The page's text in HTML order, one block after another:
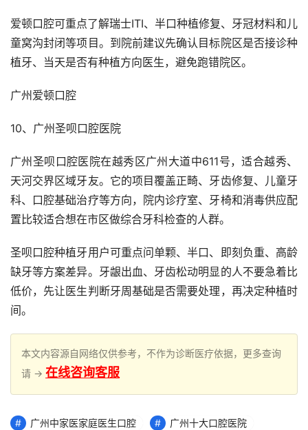
爱顿口腔可重点了解瑞士ITI、半口种植修复、牙冠材料和儿
童窝沟封闭等项目。到院前建议先确认目标院区是否接诊种
植牙、当天是否有种植方向医生，避免跑错院区。
广州爱顿口腔
10、广州圣呗口腔医院
广州圣呗口腔医院在越秀区广州大道中611号，适合越秀、
天河交界区域牙友。它的项目覆盖正畸、牙齿修复、儿童牙
科、口腔基础治疗等方向，院内诊疗室、牙椅和消毒供应配
置比较适合想在市区做综合牙科检查的人群。
圣呗口腔种植牙用户可重点问单颗、半口、即刻负重、高龄
缺牙等方案差异。牙龈出血、牙齿松动明显的人不要急着比
低价，先让医生判断牙周基础是否需要处理，再决定种植时
间。
本文内容源自网络仅供参考，不作为诊断医疗依据，更多查询
请 → 在线咨询客服
广州中家医家庭医生口腔
广州十大口腔医院